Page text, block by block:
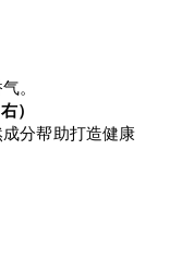
。
）
分帮助打造健康